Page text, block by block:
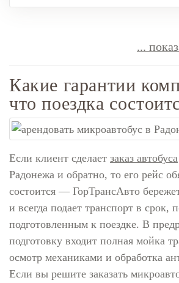
...
Какие гарантии
что поездка
Если клиент сделает заказ автобуса
Радонежа и обратно, то его рейс
состоится — ГорТрансАвто
и всегда подает транспорт в срок,
подготовленным к поездке. В
подготовку входит полная мойка
осмотр механиками и обработка
Если вы решите заказать